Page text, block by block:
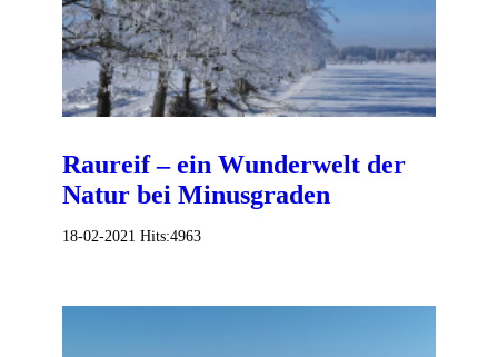
Raureif – ein Wunderwelt der
Natur bei Minusgraden
18-02-2021 Hits:4963